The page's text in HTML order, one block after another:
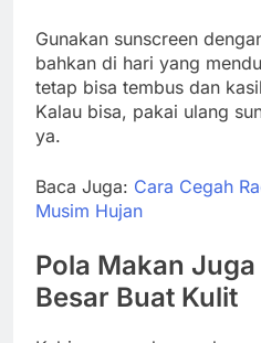
Gunakan sunscreen
bahkan di hari yang
tetap bisa tembus dan
Kalau bisa, pakai ulang
ya.
Baca Juga: Cara Cegah
Musim Hujan
Pola Makan
Besar Buat Kulit